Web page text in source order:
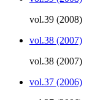
vol.39 (2008)
vol.38 (2007)
vol.38 (2007)
vol.37 (2006)